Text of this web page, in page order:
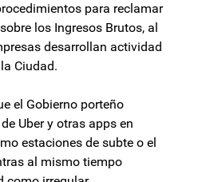
para reclamar
los Ingresos Brutos, al
desarrollan actividad
Ciudad.
el Gobierno porteño
Uber y otras apps en
estaciones de subte o el
al mismo tiempo